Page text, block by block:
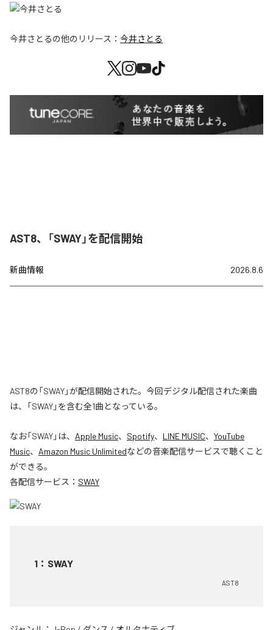
今井さとるの他のリリース： 今井さとる
AST8、「SWAY」を配信開始
新曲情報 2026.8.6
AST8の「SWAY」が配信開始された。今回デジタル配信された楽曲
は、「SWAY」を含む全1曲となっている。
なお「SWAY」は、 Apple Music、 Spotify、 LINE MUSIC、 YouTube
Music、 Amazon Music Unlimitedなどの音楽配信サービスで聴くこと
ができる。
各配信サービス： SWAY
1 ： SWAY
AST8